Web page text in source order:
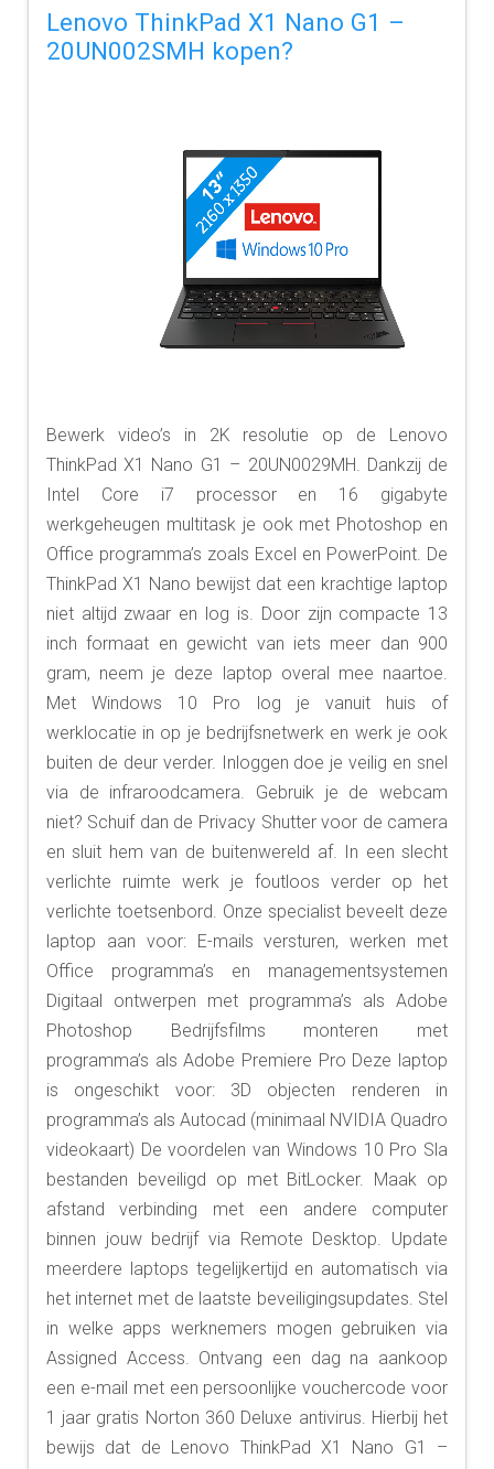
Lenovo ThinkPad X1 Nano G1 –
20UN002SMH kopen?
Bewerk video’s in 2K resolutie op de Lenovo
ThinkPad X1 Nano G1 – 20UN0029MH. Dankzij de
Intel Core i7 processor en 16 gigabyte
werkgeheugen multitask je ook met Photoshop en
Office programma’s zoals Excel en PowerPoint. De
ThinkPad X1 Nano bewijst dat een krachtige laptop
niet altijd zwaar en log is. Door zijn compacte 13
inch formaat en gewicht van iets meer dan 900
gram, neem je deze laptop overal mee naartoe.
Met Windows 10 Pro log je vanuit huis of
werklocatie in op je bedrijfsnetwerk en werk je ook
buiten de deur verder. Inloggen doe je veilig en snel
via de infraroodcamera. Gebruik je de webcam
niet? Schuif dan de Privacy Shutter voor de camera
en sluit hem van de buitenwereld af. In een slecht
verlichte ruimte werk je foutloos verder op het
verlichte toetsenbord. Onze specialist beveelt deze
laptop aan voor: E-mails versturen, werken met
Office programma’s en managementsystemen
Digitaal ontwerpen met programma’s als Adobe
Photoshop Bedrijfsfilms monteren met
programma’s als Adobe Premiere Pro Deze laptop
is ongeschikt voor: 3D objecten renderen in
programma’s als Autocad (minimaal NVIDIA Quadro
videokaart) De voordelen van Windows 10 Pro Sla
bestanden beveiligd op met BitLocker. Maak op
afstand verbinding met een andere computer
binnen jouw bedrijf via Remote Desktop. Update
meerdere laptops tegelijkertijd en automatisch via
het internet met de laatste beveiligingsupdates. Stel
in welke apps werknemers mogen gebruiken via
Assigned Access. Ontvang een dag na aankoop
een e-mail met een persoonlijke vouchercode voor
1 jaar gratis Norton 360 Deluxe antivirus. Hierbij het
bewijs dat de Lenovo ThinkPad X1 Nano G1 –